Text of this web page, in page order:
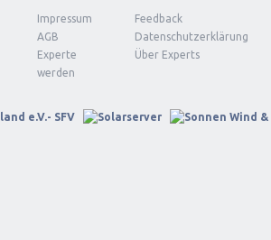
Impressum
Feedback
AGB
Datenschutzerklärung
Experte
werden
Über Experts